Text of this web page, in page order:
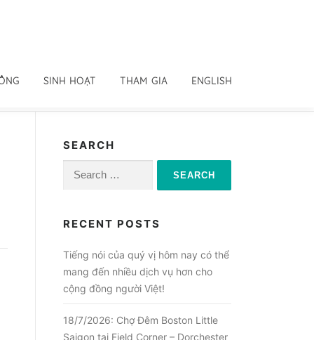
SINH HOẠT THAM GIA ENGLISH
SEARCH
Search
RECENT POSTS
Tiếng nói của quý vị hôm nay có thể
mang đến nhiều dịch vụ hơn cho
cộng đồng người Việt!
18/7/2026: Chợ Đêm Boston Little
Saigon tại Field Corner – Dorchester